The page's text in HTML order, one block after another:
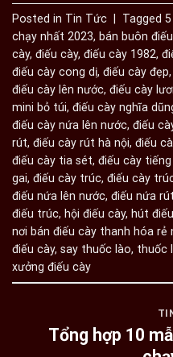
Posted in Tin Tức Tagged
chạy nhất 2023, bán buôn
cày, điếu cày, điếu cày 1982,
điếu cày cong dị, điếu cày đẹp,
điếu cày lên nước, điếu cày
mini bỏ túi, điếu cày nghĩa
điếu cày nứa lên nước, điếu
rút, điếu cày rút hà nội, điếu
điếu cày tia sét, điếu cày
gai, điếu cày trúc, điếu cày
điếu nứa lên nước, điếu nứa rút
điếu trúc, hội điếu cày, hút
nơi bán điếu cày thanh hóa rẻ
điếu cày, say thuốc lào, thuốc
xưởng điếu cày
Tổng hợp 10